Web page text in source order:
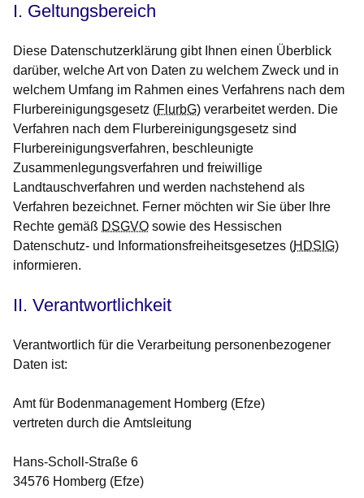
I. Geltungsbereich
Diese Datenschutzerklärung gibt Ihnen einen Überblick
darüber, welche Art von Daten zu welchem Zweck und in
welchem Umfang im Rahmen eines Verfahrens nach dem
Flurbereinigungsgesetz (FlurbG) verarbeitet werden. Die
Verfahren nach dem Flurbereinigungsgesetz sind
Flurbereinigungsverfahren, beschleunigte
Zusammenlegungsverfahren und freiwillige
Landtauschverfahren und werden nachstehend als
Verfahren bezeichnet. Ferner möchten wir Sie über Ihre
Rechte gemäß DSGVO sowie des Hessischen
Datenschutz- und Informationsfreiheitsgesetzes (HDSIG)
informieren.
II. Verantwortlichkeit
Verantwortlich für die Verarbeitung personenbezogener
Daten ist:
Amt für Bodenmanagement Homberg (Efze)
vertreten durch die Amtsleitung
Hans-Scholl-Straße 6
34576 Homberg (Efze)